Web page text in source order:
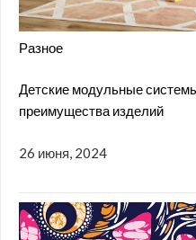
Разное
Детские модульные
преимущества изделий
26 июня, 2024